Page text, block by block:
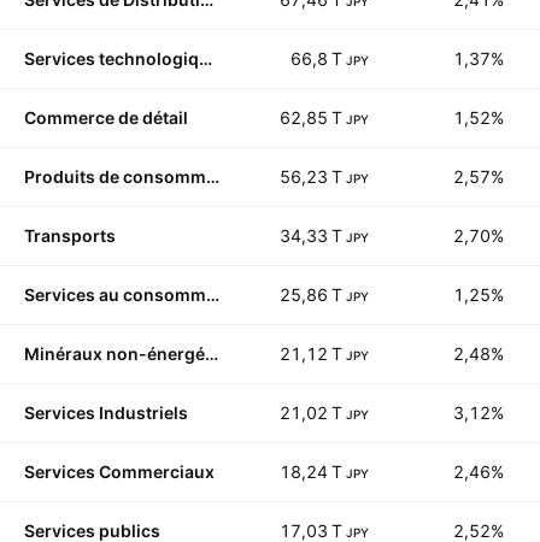
Services technologiques 66,8 T JPY 1,37%
Commerce de détail 62,85 T JPY 1,52%
Produits de consommation non durables 56,23 T JPY 2,57%
Transports 34,33 T JPY 2,70%
Services au consommateur 25,86 T JPY 1,25%
Minéraux non-énergétiques 21,12 T JPY 2,48%
Services Industriels 21,02 T JPY 3,12%
Services Commerciaux 18,24 T JPY 2,46%
Services publics 17,03 T JPY 2,52%